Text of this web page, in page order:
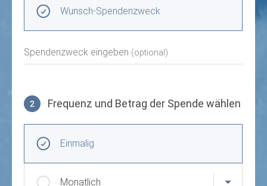
Wunsch-Spendenzweck
Spendenzweck eingeben (optional)
2 Frequenz und Betrag der Spende wählen
Einmalig
Monatlich